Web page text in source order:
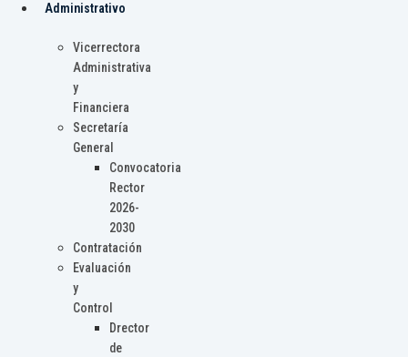
Administrativo
Vicerrectora
Administrativa
y
Financiera
Secretaría
General
Convocatoria
Rector
2026-
2030
Contratación
Evaluación
y
Control
Drector
de